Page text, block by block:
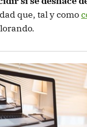
que, tal y como